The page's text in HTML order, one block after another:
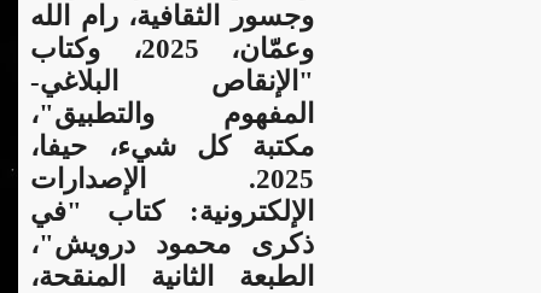
وجسور الثقافية، رام الله
وعمّان، 2025، وكتاب
"الإنقاص البلاغي-
المفهوم والتطبيق"،
مكتبة كل شيء، حيفا،
2025. الإصدارات
الإلكترونية: كتاب "في
ذكرى محمود درويش"،
الطبعة الثانية المنقحة،